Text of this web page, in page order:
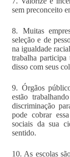
sem preconceito
8. Muitas
seleção e de
na igualdade
trabalha participa
disso com seus
9. Órgãos
estão
discriminação
pode cobrar
sociais da sua
sentido.
10. As escolas